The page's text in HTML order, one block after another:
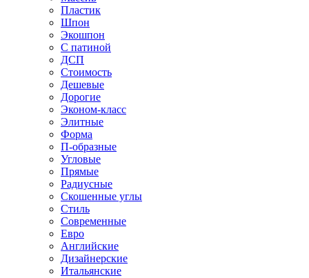
Пластик
Шпон
Экошпон
С патиной
ДСП
Стоимость
Дешевые
Дорогие
Эконом-класс
Элитные
Форма
П-образные
Угловые
Прямые
Радиусные
Скошенные углы
Стиль
Современные
Евро
Английские
Дизайнерские
Итальянские